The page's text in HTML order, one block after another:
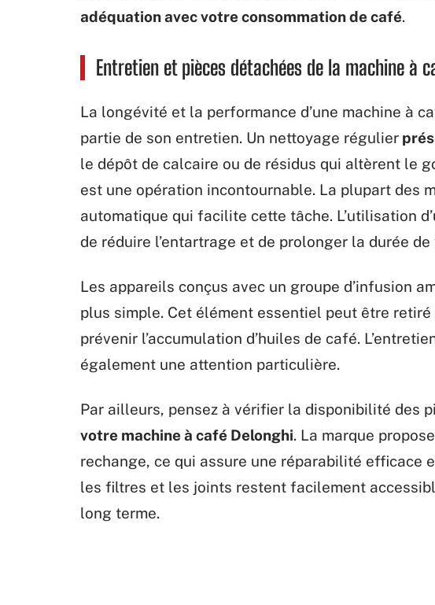
adéquation avec votre consommation de café.
Entretien et pièces détachées de la machine à
La longévité et la performance d’une machine à
partie de son entretien. Un nettoyage régulier
le dépôt de calcaire ou de résidus qui altèrent le
est une opération incontournable. La plupart des
automatique qui facilite cette tâche. L’utilisation
de réduire l’entartrage et de prolonger la durée de
Les appareils conçus avec un groupe d’infusion
plus simple. Cet élément essentiel peut être retiré
prévenir l’accumulation d’huiles de café.
également une attention particulière.
Par ailleurs, pensez à vérifier la disponibilité des
votre machine à café Delonghi. La marque
rechange, ce qui assure une réparabilité efficace
les filtres et les joints restent facilement
long terme.